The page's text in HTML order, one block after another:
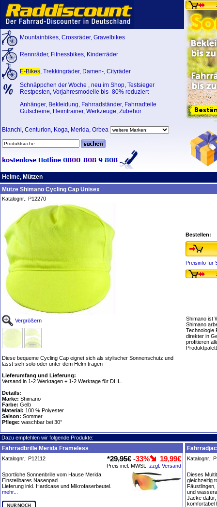
Mountainbikes, Crossräder, Gravelbikes
Rennräder, Fitnessbikes, Kinderräder
E-Bikes, Trekkingräder, Damen-, Cityräder
Schnäppchen der Woche , neu im Shop, Testsieger
Restposten, Vorjahresmodelle bis -80% reduziert
Anhänger, Bekleidung, Fahrradständer, Fahrradteile
Gutscheine, Heimtrainer, Werkzeuge, Zubehör
Bianchi, Centurion, Koga, Merida, Orbea
Helme, Mützen
Mütze Shimano Cycling Cap Unisex
Katalognr.: P12270
Vergrößern
Diese bequeme Cycling Cap eignet sich als stylischer Sonnenschutz und
lässt sich solo oder unter dem Helm tragen
Lieferumfang und Lieferung:
Versand in 1-2 Werktagen + 1-2 Werktage für DHL.
Details:
Marke: Shimano
Farbe: Gelb
Material: 100 % Polyester
Saison: Sommer
Pflege: waschbar bei 30°
Bestellen:
Preisinfo für
Shimano ist
Shimano
Technologie
direkter in
profitieren
Dazu empfehlen wir folgende Produkte:
Fahrradbrille Merida Frameless
Katalognr.: P12112 *29,95€ -33% 19,99€
Preis incl. MWSt., zzgl. Versand
Sportliche Sonnenbrille vom Hause Merida.
Einstellbares Nasenpad
Lieferung inkl. Hardcase und Mikrofaserbeutel.
mehr...
Katalognr.:
Dieses
gleichzeitig
und
Jacke
komfortabel